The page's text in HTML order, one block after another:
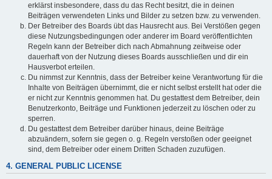
erklärst insbesondere, dass du das Recht besitzt, die in deinen
Beiträgen verwendeten Links und Bilder zu setzen bzw. zu verwenden.
Der Betreiber des Boards übt das Hausrecht aus. Bei Verstößen gegen
diese Nutzungsbedingungen oder anderer im Board veröffentlichten
Regeln kann der Betreiber dich nach Abmahnung zeitweise oder
dauerhaft von der Nutzung dieses Boards ausschließen und dir ein
Hausverbot erteilen.
Du nimmst zur Kenntnis, dass der Betreiber keine Verantwortung für die
Inhalte von Beiträgen übernimmt, die er nicht selbst erstellt hat oder die
er nicht zur Kenntnis genommen hat. Du gestattest dem Betreiber, dein
Benutzerkonto, Beiträge und Funktionen jederzeit zu löschen oder zu
sperren.
Du gestattest dem Betreiber darüber hinaus, deine Beiträge
abzuändern, sofern sie gegen o. g. Regeln verstoßen oder geeignet
sind, dem Betreiber oder einem Dritten Schaden zuzufügen.
4. GENERAL PUBLIC LICENSE